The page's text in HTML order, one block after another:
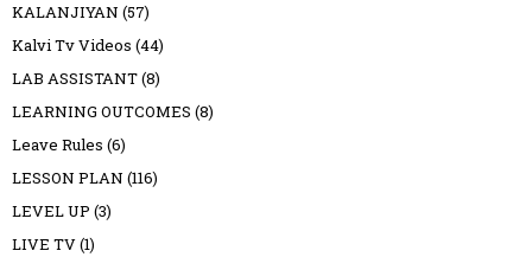
KALANJIYAN (57)
Kalvi Tv Videos (44)
LAB ASSISTANT(8)
LEARNING OUTCOMES (8)
Leave Rules (6)
LESSON PLAN (116)
LEVEL UP (3)
LIVE TV(1)